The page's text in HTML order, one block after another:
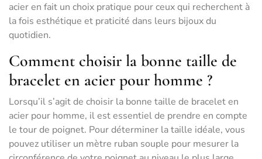
acier en fait un choix pratique pour ceux qui recherchent à
la fois esthétique et praticité dans leurs bijoux du
quotidien.
Comment choisir la bonne taille de
bracelet en acier pour homme ?
Lorsqu’il s’agit de choisir la bonne taille de bracelet en
acier pour homme, il est essentiel de prendre en compte
le tour de poignet. Pour déterminer la taille idéale, vous
pouvez utiliser un mètre ruban souple pour mesurer la